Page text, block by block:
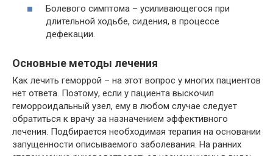
Болевого симптома – усиливающегося при
длительной ходьбе, сидения, в процессе
дефекации.
Основные методы лечения
Как лечить геморрой – на этот вопрос у многих пациентов
нет ответа. Поэтому, если у пациента выскочил
геморроидальный узел, ему в любом случае следует
обратиться к врачу за назначением эффективного
лечения. Подбирается необходимая терапия на основании
запущенности описываемого заболевания. На ранних